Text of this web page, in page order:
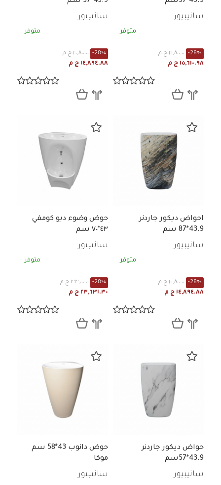
سانيبيور
متوفر
٢١,٨٠٠.٠٠ ج م -28%
١٥,٦١٠.٩٨ ج م
سانيبيور
متوفر
٢٠,٨٠٠.٠٠ ج م -28%
١٤,٨٩٤.٨٨ ج م
احواض ديكور جاردنر
43.9*87 سم
سانيبيور
متوفر
٢٠,٨٠٠.٠٠ ج م -28%
١٤,٨٩٤.٨٨ ج م
حوض وضوء ديو كومفي
٤٣*٧٠ سم
سانيبيور
متوفر
٣٣,٠٠٠.٠٠ ج م -28%
٢٣,٦٣١.٣٠ ج م
حواض ديكور جاردنر
43.9*57سم
سانيبيور
حوض دانوب 43*58 سم
موكا
سانيبيور